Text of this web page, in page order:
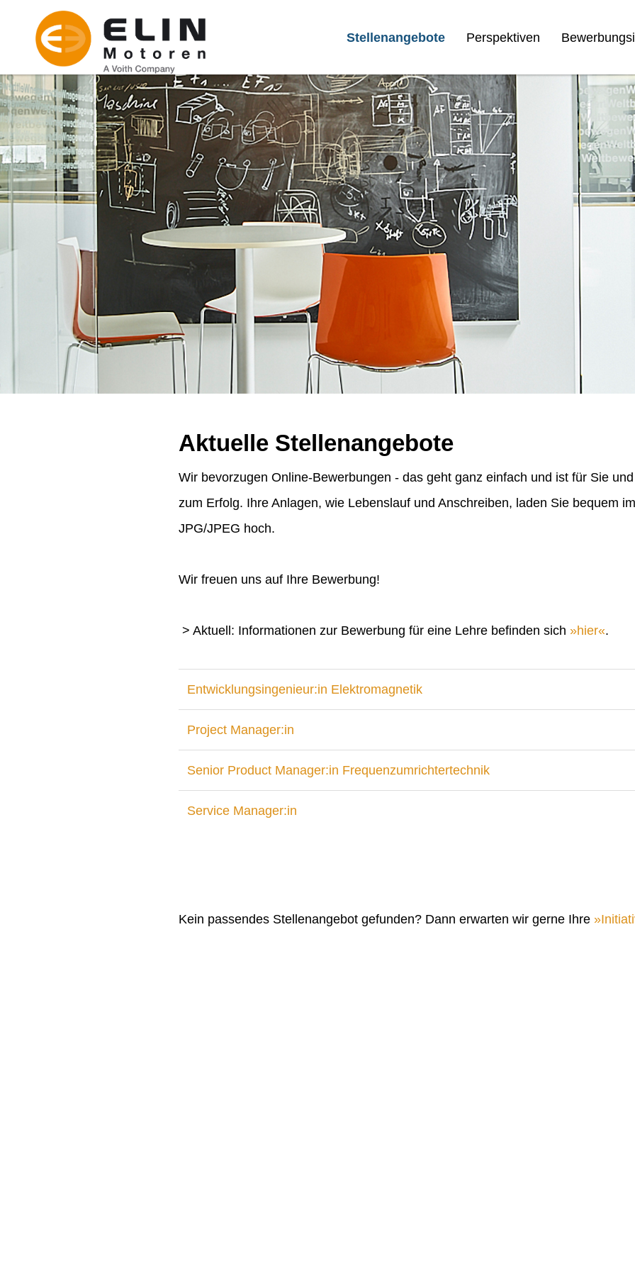
Stellenangebote Perspektiven
Aktuelle Stellenangebote
Wir bevorzugen Online-Bewerbungen - das geht ganz einfach und ist für Sie
zum Erfolg. Ihre Anlagen, wie Lebenslauf und Anschreiben, laden Sie bequem
JPG/JPEG hoch.
Wir freuen uns auf Ihre Bewerbung!
> Aktuell: Informationen zur Bewerbung für eine Lehre befinden sich hier .
Entwicklungsingenieur:in Elektromagnetik
Project Manager:in
Senior Product Manager:in Frequenzumrichtertechnik
Service Manager:in
Kein passendes Stellenangebot gefunden? Dann erwarten wir gerne Ihre